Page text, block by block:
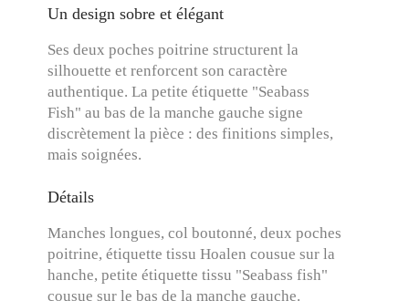
Un design sobre et élégant
Ses deux poches poitrine structurent la
silhouette et renforcent son caractère
authentique. La petite étiquette "Seabass
Fish" au bas de la manche gauche signe
discrètement la pièce : des finitions simples,
mais soignées.
Détails
Manches longues, col boutonné, deux poches
poitrine, étiquette tissu Hoalen cousue sur la
hanche, petite étiquette tissu "Seabass fish"
cousue sur le bas de la manche gauche.